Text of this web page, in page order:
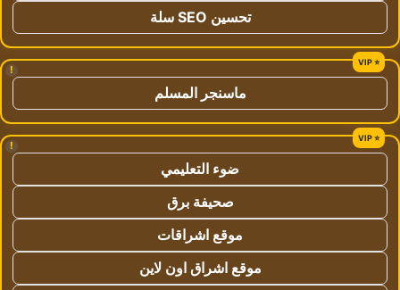
تحسين SEO سلة
!
ماسنجر المسلم
!
ضوء التعليمي
صحيفة برق
موقع اشراقات
موقع اشراق اون لاين